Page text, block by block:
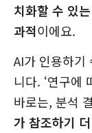
치화할 수 있
과적이에요.
AI가 인용하기
니다. ‘연구에
바로는, 분석
가 참조하기